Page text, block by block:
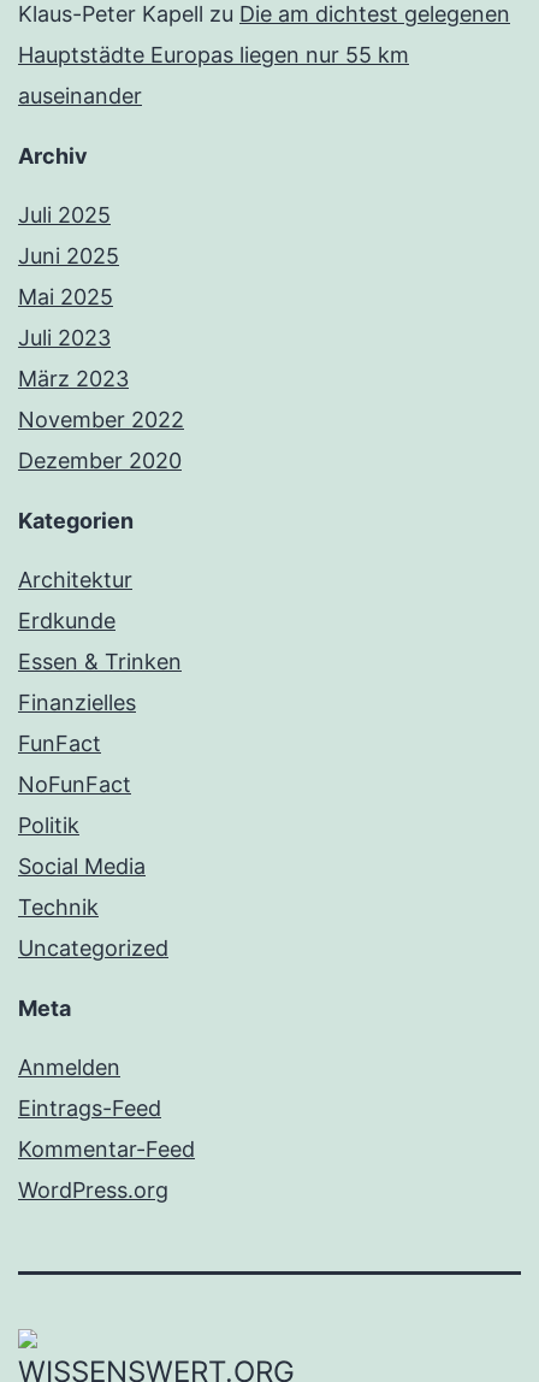
Klaus-Peter Kapell zu Die am dichtest gelegenen
Hauptstädte Europas liegen nur 55 km
auseinander
Archiv
Juli 2025
Juni 2025
Mai 2025
Juli 2023
März 2023
November 2022
Dezember 2020
Kategorien
Architektur
Erdkunde
Essen & Trinken
Finanzielles
FunFact
NoFunFact
Politik
Social Media
Technik
Uncategorized
Meta
Anmelden
Eintrags-Feed
Kommentar-Feed
WordPress.org